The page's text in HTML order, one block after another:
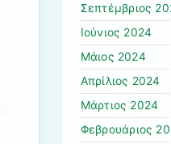
Σεπτέμβριος
Ιούνιος 2024
Μάιος 2024
Απρίλιος 2024
Μάρτιος 2024
Φεβρουάριος